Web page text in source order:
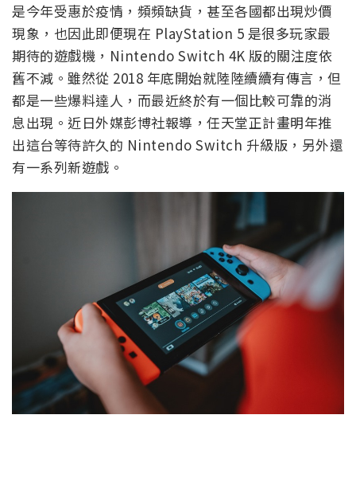
是今年受惠於疫情，頻頻缺貨，甚至各國都出現炒價
現象，也因此即便現在 PlayStation 5 是很多玩家最
期待的遊戲機，Nintendo Switch 4K 版的關注度依
舊不減。雖然從 2018 年底開始就陸陸續續有傳言，但
都是一些爆料達人，而最近終於有一個比較可靠的消
息出現。近日外媒彭博社報導，任天堂正計畫明年推
出這台等待許久的 Nintendo Switch 升級版，另外還
有一系列新遊戲。